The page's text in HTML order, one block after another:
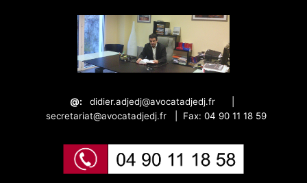
@: didier.adjedj@avocatadjedj.fr
secretariat@avocatadjedj.fr
Fax: 04 90 11 18 59